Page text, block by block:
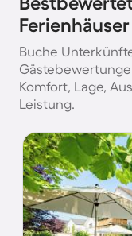
Buche
Komfort, Lage,
Leistung.